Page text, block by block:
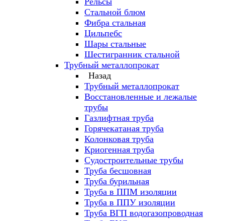
Стальной блюм
Фибра стальная
Цильпебс
Шары стальные
Шестигранник стальной
Трубный металлопрокат
Назад
Трубный металлопрокат
Восстановленные и лежалые
трубы
Газлифтная труба
Горячекатаная труба
Колонковая труба
Криогенная труба
Судостроительные трубы
Труба бесшовная
Труба бурильная
Труба в ППМ изоляции
Труба в ППУ изоляции
Труба ВГП водогазопроводная